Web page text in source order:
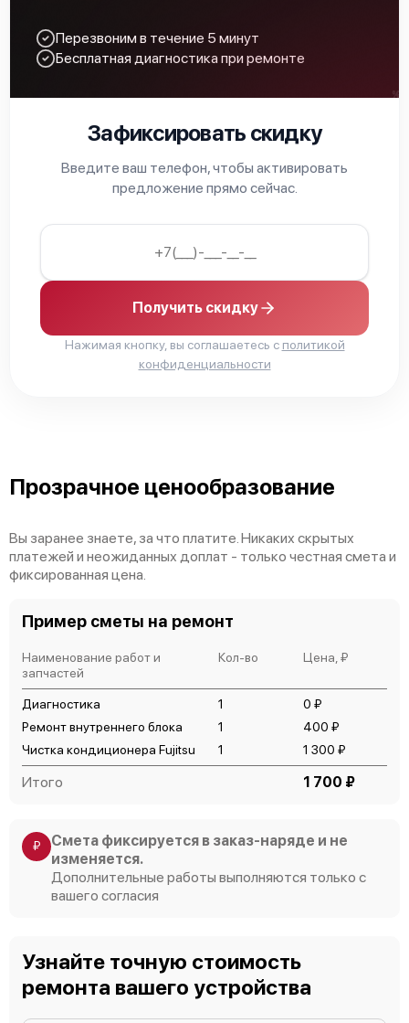
Перезвоним в течение 5 минут
Бесплатная диагностика при ремонте
Зафиксировать скидку
Введите ваш телефон, чтобы активировать
предложение прямо сейчас.
Получить скидку
Нажимая кнопку, вы соглашаетесь с политикой
конфиденциальности
Прозрачное ценообразование
Вы заранее знаете, за что платите. Никаких скрытых
платежей и неожиданных доплат - только честная смета и
фиксированная цена.
Пример сметы на ремонт
Наименование работ и
запчастей
Кол-во Цена, ₽
Диагностика 1
0 ₽
Ремонт внутреннего блока
1
400 ₽
Чистка кондиционера Fujitsu
1 1 300 ₽
Итого 1 700 ₽
₽
Смета фиксируется в заказ-наряде и не
изменяется.
Дополнительные работы выполняются только с
вашего согласия
Узнайте точную стоимость
ремонта вашего устройства